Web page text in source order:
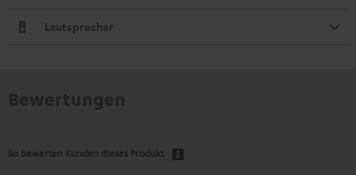
Lautsprecher
So bewerten Kunden dieses Produkt